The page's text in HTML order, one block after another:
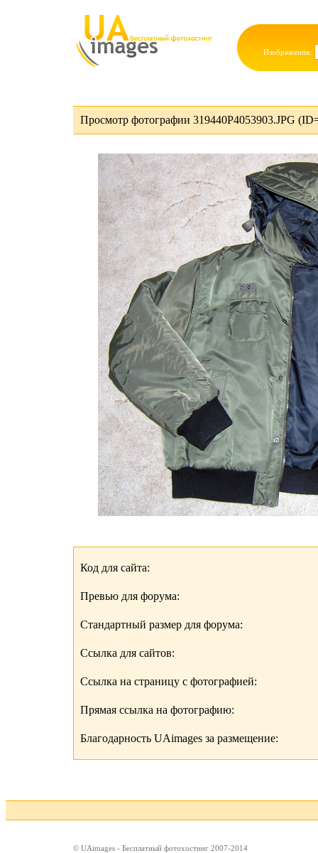
Изображения:
Просмотр фотографии 319440P4053903.JPG
Код для сайта:
Превью для форума:
Стандартный размер для форума:
Ссылка для сайтов:
Ссылка на страницу с фотографией:
Прямая ссылка на фотографию:
Благодарность UAimages за размещение:
© UAimages - Бесплатный фотохостинг 2007-2014